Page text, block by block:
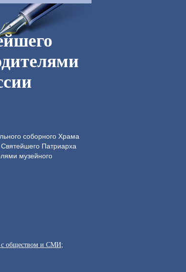
соборного Храма
Патриарха
музейного
с обществом и СМИ;